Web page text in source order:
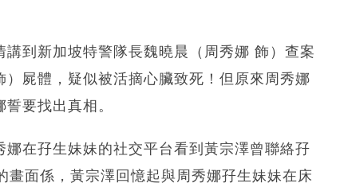
到新加坡特警隊長魏曉晨（周秀娜 飾）查案
屍體，疑似被活摘心臟致死！但原來周秀娜
要找出真相。
在孖生妹妹的社交平台看到黃宗澤曾聯絡孖
面係，黃宗澤回憶起與周秀娜孖生妹妹在床